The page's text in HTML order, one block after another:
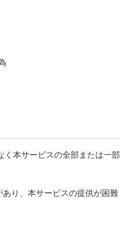
く本サービスの全部または一部
り、本サービスの提供が困難